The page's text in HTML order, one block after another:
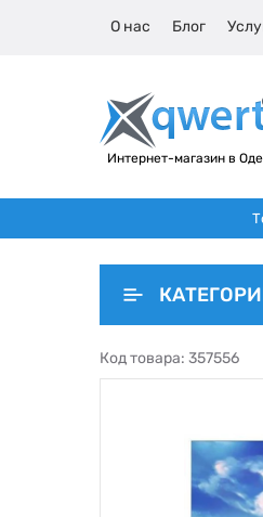
О нас Блог
Интернет-магазин в
Код товара: 357556